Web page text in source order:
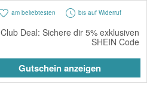
am beliebtesten bis auf Widerruf
Club Deal: Sichere dir 5% exklusiven
SHEIN Code
Gutschein anzeigen